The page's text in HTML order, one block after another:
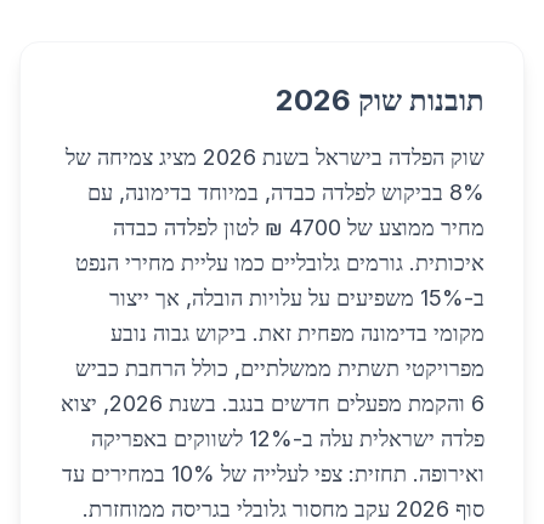
תובנות שוק 2026
שוק הפלדה בישראל בשנת 2026 מציג צמיחה של
8% בביקוש לפלדה כבדה, במיוחד בדימונה, עם
מחיר ממוצע של 4700 ₪ לטון לפלדה כבדה
איכותית. גורמים גלובליים כמו עליית מחירי הנפט
ב-15% משפיעים על עלויות הובלה, אך ייצור
מקומי בדימונה מפחית זאת. ביקוש גבוה נובע
מפרויקטי תשתית ממשלתיים, כולל הרחבת כביש
6 והקמת מפעלים חדשים בנגב. בשנת 2026, יצוא
פלדה ישראלית עלה ב-12% לשווקים באפריקה
ואירופה. תחזית: צפי לעלייה של 10% במחירים עד
סוף 2026 עקב מחסור גלובלי בגריסה ממוחזרת.